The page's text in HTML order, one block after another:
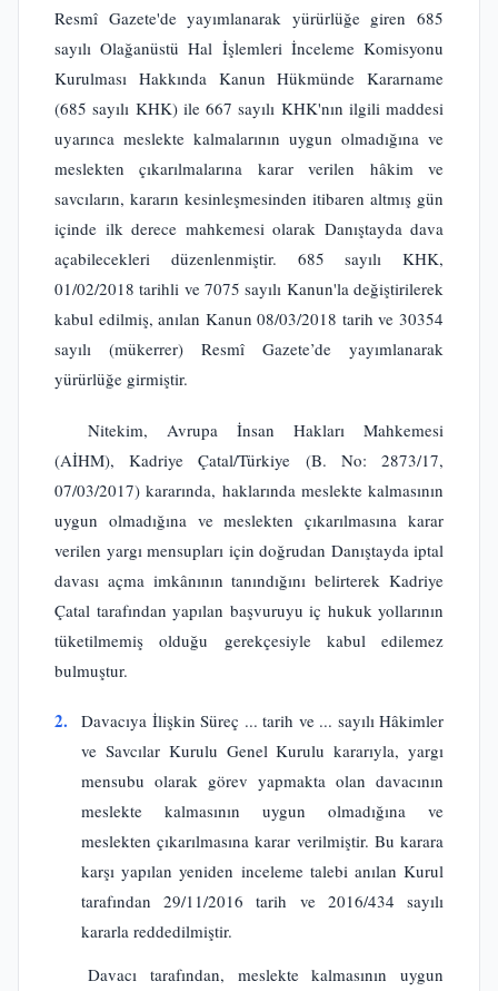
Resmî Gazete'de yayımlanarak yürürlüğe giren 685
sayılı Olağanüstü Hal İşlemleri İnceleme Komisyonu
Kurulması Hakkında Kanun Hükmünde Kararname
(685 sayılı KHK) ile 667 sayılı KHK'nın ilgili maddesi
uyarınca meslekte kalmalarının uygun olmadığına ve
meslekten çıkarılmalarına karar verilen hâkim ve
savcıların, kararın kesinleşmesinden itibaren altmış gün
içinde ilk derece mahkemesi olarak Danıştayda dava
açabilecekleri düzenlenmiştir. 685 sayılı KHK,
01/02/2018 tarihli ve 7075 sayılı Kanun'la değiştirilerek
kabul edilmiş, anılan Kanun 08/03/2018 tarih ve 30354
sayılı (mükerrer) Resmî Gazete’de yayımlanarak
yürürlüğe girmiştir.
Nitekim, Avrupa İnsan Hakları Mahkemesi
(AİHM), Kadriye Çatal/Türkiye (B. No: 2873/17,
07/03/2017) kararında, haklarında meslekte kalmasının
uygun olmadığına ve meslekten çıkarılmasına karar
verilen yargı mensupları için doğrudan Danıştayda iptal
davası açma imkânının tanındığını belirterek Kadriye
Çatal tarafından yapılan başvuruyu iç hukuk yollarının
tüketilmemiş olduğu gerekçesiyle kabul edilemez
bulmuştur.
2.
Davacıya İlişkin Süreç ... tarih ve ... sayılı Hâkimler
ve Savcılar Kurulu Genel Kurulu kararıyla, yargı
mensubu olarak görev yapmakta olan davacının
meslekte kalmasının uygun olmadığına ve
meslekten çıkarılmasına karar verilmiştir. Bu karara
karşı yapılan yeniden inceleme talebi anılan Kurul
tarafından 29/11/2016 tarih ve 2016/434 sayılı
kararla reddedilmiştir.
Davacı tarafından, meslekte kalmasının uygun